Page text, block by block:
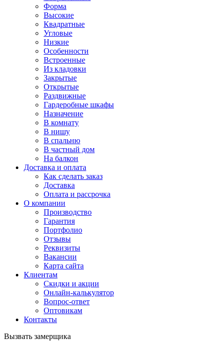
Форма
Высокие
Квадратные
Угловые
Низкие
Особенности
Встроенные
Из кладовки
Закрытые
Открытые
Раздвижные
Гардеробные шкафы
Назначение
В комнату
В нишу
В спальню
В частный дом
На балкон
Доставка и оплата
Как сделать заказ
Доставка
Оплата и рассрочка
О компании
Производство
Гарантия
Портфолио
Отзывы
Реквизиты
Вакансии
Карта сайта
Клиентам
Скидки и акции
Онлайн-калькулятор
Вопрос-ответ
Оптовикам
Контакты
Вызвать замерщика